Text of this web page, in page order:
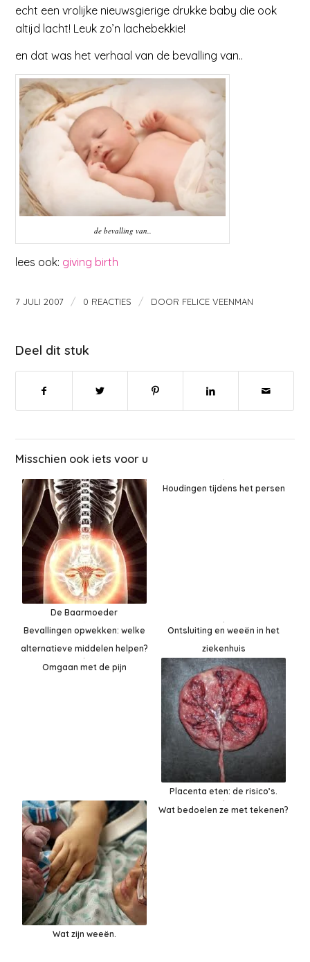
echt een vrolijke nieuwsgierige drukke baby die ook
altijd lacht! Leuk zo’n lachebekkie!
en dat was het verhaal van de bevalling van..
de bevalling van..
lees ook: giving birth
7 JULI 2007 / 0 REACTIES / DOOR FELICE VEENMAN
Deel dit stuk
Misschien ook iets voor u
De Baarmoeder
Houdingen tijdens het persen
Bevallingen opwekken: welke
alternatieve middelen helpen?
Ontsluiting en weeën in het
ziekenhuis
Omgaan met de pijn
Placenta eten: de risico’s.
Wat zijn weeën.
Wat bedoelen ze met tekenen?